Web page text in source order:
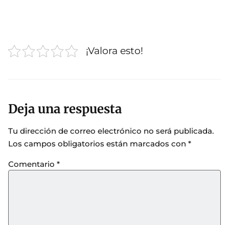
¡Valora esto!
Deja una respuesta
Tu dirección de correo electrónico no será publicada.
Los campos obligatorios están marcados con *
Comentario *